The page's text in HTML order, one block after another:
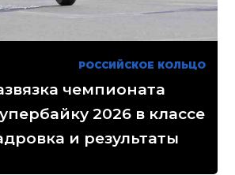
РОССИЙСКОЕ КОЛЬЦО
чемпионата
2026 в классе
и результаты